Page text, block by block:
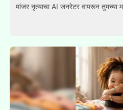
मांजर नृत्याचा AI जनरेटर वापरून तुमच्या